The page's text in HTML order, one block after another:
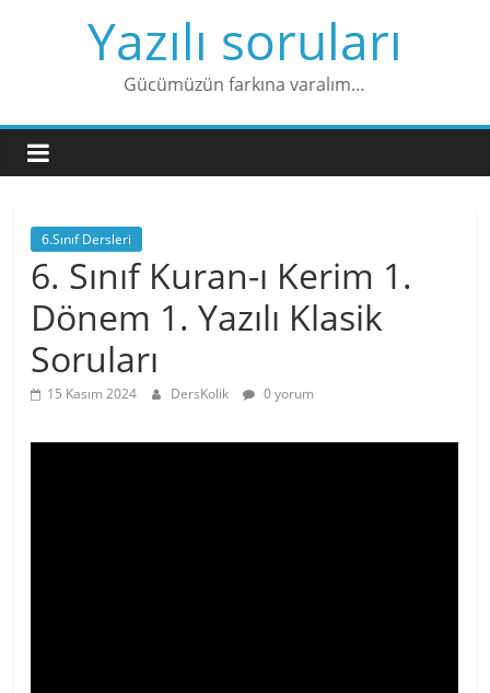
Yazılı soruları
Gücümüzün farkına varalım…
6.Sınıf Dersleri
6. Sınıf Kuran-ı Kerim 1.
Dönem 1. Yazılı Klasik
Soruları
15 Kasım 2024 DersKolik 0 yorum